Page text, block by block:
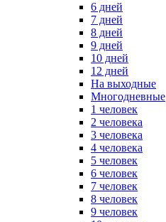
6 дней
7 дней
8 дней
9 дней
10 дней
12 дней
На выходные
Многодневные
1 человек
2 человека
3 человека
4 человека
5 человек
6 человек
7 человек
8 человек
9 человек